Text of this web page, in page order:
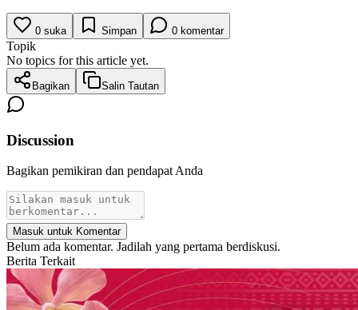
0 suka Simpan 0 komentar
Topik
No topics for this article yet.
Bagikan Salin Tautan
Discussion
Bagikan pemikiran dan pendapat Anda
Masuk untuk Komentar
Belum ada komentar. Jadilah yang pertama berdiskusi.
Berita Terkait